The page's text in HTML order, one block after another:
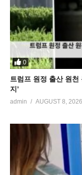
0
트럼프 원정 출산 원천
지’
admin AUGUST 8, 2026